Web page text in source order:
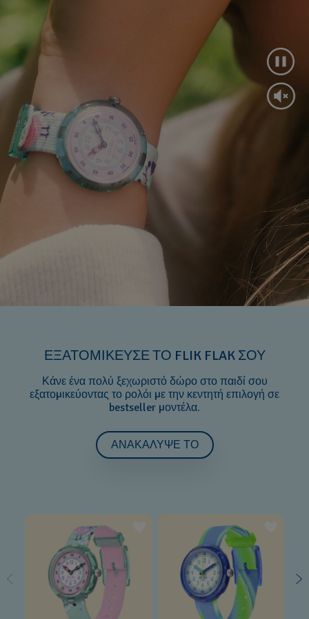
ΕΞΑΤΟΜΙΚΕΥΣΕ ΤΟ FLIK FLAK ΣΟΥ
Κάνε ένα πολύ ξεχωριστό δώρο στο παιδί σου
εξατομικεύοντας το ρολόι με την κεντητή επιλογή σε
bestseller μοντέλα.
ΑΝΑΚΑΛΥΨΕ ΤΟ